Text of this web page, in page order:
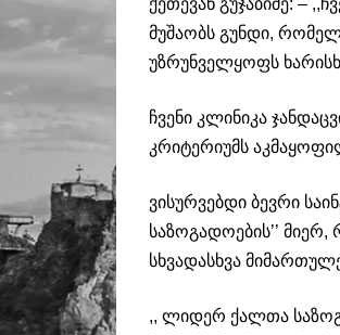
ქეთევან გუჯაბიძე: –
მუშაობს გუნდი,
უზრუნველყოფს
ჩვენი კლინიკა
კრიტერიუმს
ვისურვებდი ბევრი
საზოგადოების’’
სხვადასხვა
,, ლიდერ ქალთა